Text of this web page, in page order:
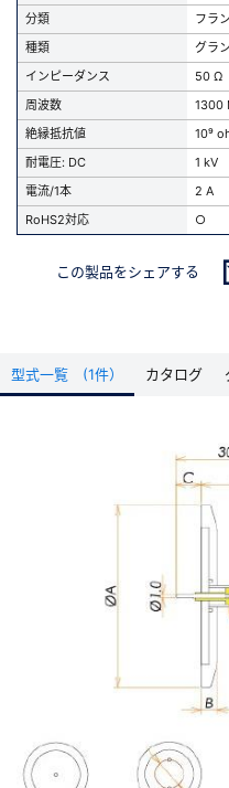
分類
フラ
種類
グラ
インピーダンス
50 Ω
周波数
1300
絶縁抵抗値
10⁹
耐電圧: DC
1 kV
電流/1本
2 A
RoHS2対応
○
この製品をシェアする
型式一覧 (1件） カタログ